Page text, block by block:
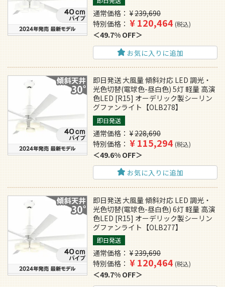
通常価格 ¥239,690
特別価格
¥120,464 税込
49.7% OFF
お気に入りに追加
即日発送 大風量 傾斜対応 LED 調光・
光色切替(電球色-昼白色) 5灯 軽量 高演
色LED [R15] オーデリック製シーリン
グファンライト【OLB278】
即日発送
通常価格 ¥228,690
特別価格
¥115,294 税込
49.6% OFF
お気に入りに追加
即日発送 大風量 傾斜対応 LED 調光・
光色切替(電球色-昼白色) 6灯 軽量 高演
色LED [R15] オーデリック製シーリン
グファンライト【OLB277】
即日発送
通常価格 ¥239,690
特別価格
¥120,464 税込
49.7% OFF